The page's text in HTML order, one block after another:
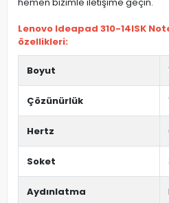
Lenovo Ideapad 310-14ISK
özellikleri:
Boyut
Çözünürlük
Hertz
Soket
Aydınlatma